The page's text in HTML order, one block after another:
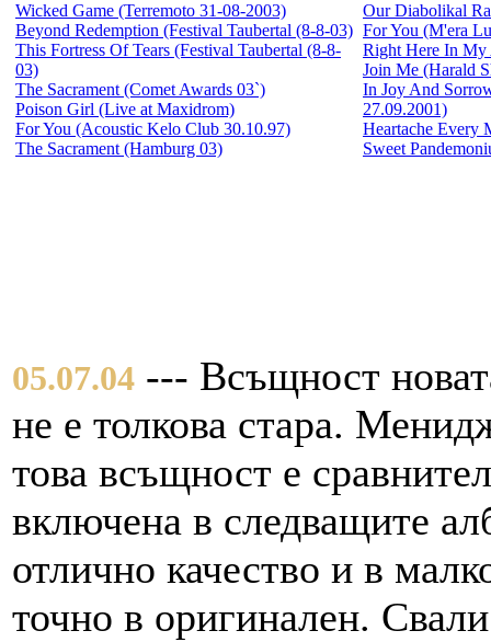
Wicked Game (Terremoto 31-08-2003)
Beyond Redemption (Festival Taubertal (8-8-03)
This Fortress Of Tears (Festival Taubertal (8-8-
03)
The Sacrament (Comet Awards 03`)
Poison Girl (Live at Maxidrom)
For You (Acoustic Kelo Club 30.10.97)
The Sacrament (Hamburg 03)
Our Diabolikal
For You (M'era
Right Here In My
Join Me (Harald
In Joy And
27.09.2001)
Heartache Every
Sweet
05.07.04 --- Всъщност
не е толкова стара.
това всъщност е
включена в следващите
отлично качество и в
точно в оригинален.